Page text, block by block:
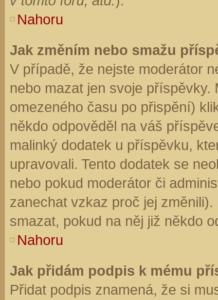
Nahoru
Jak změním nebo smažu
V případě, že nejste moderátor
nebo mazat jen svoje
omezeného času po přispění)
někdo odpověděl na váš
malinký dodatek u příspěvku,
upravovali. Tento dodatek se
nebo pokud moderátor či
zanechat vzkaz proč jej
smazat, pokud na něj již někdo
Nahoru
Jak přidám podpis k mému
Přidat podpis znamená, že si